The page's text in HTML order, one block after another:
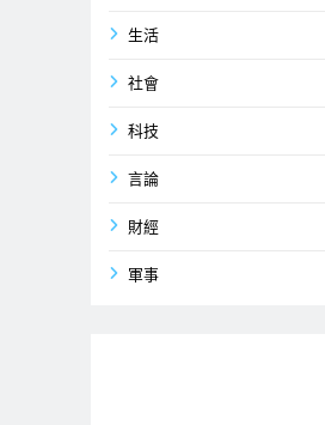
生活
社會
科技
言論
財經
軍事